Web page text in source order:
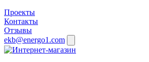
Проекты
Контакты
Отзывы
ekb@energo1.com